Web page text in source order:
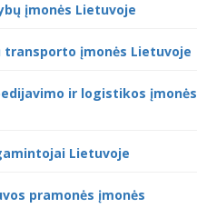
įmonės Lietuvoje
transporto įmonės Lietuvoje
ir logistikos įmonės
Lietuvoje
pramonės įmonės